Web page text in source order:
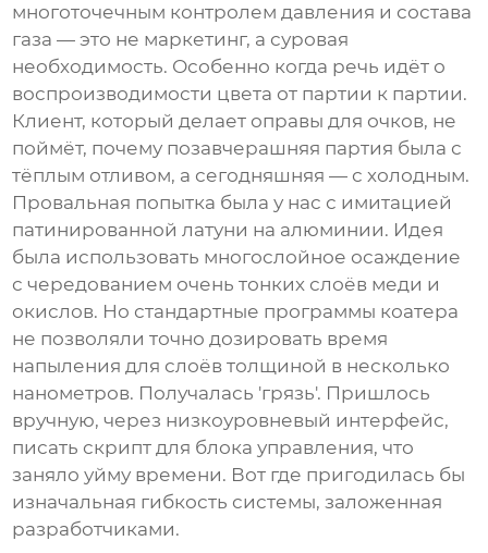
многоточечным контролем давления и состава
газа — это не маркетинг, а суровая
необходимость. Особенно когда речь идёт о
воспроизводимости цвета от партии к партии.
Клиент, который делает оправы для очков, не
поймёт, почему позавчерашняя партия была с
тёплым отливом, а сегодняшняя — с холодным.
Провальная попытка была у нас с имитацией
патинированной латуни на алюминии. Идея
была использовать многослойное осаждение
с чередованием очень тонких слоёв меди и
окислов. Но стандартные программы коатера
не позволяли точно дозировать время
напыления для слоёв толщиной в несколько
нанометров. Получалась 'грязь'. Пришлось
вручную, через низкоуровневый интерфейс,
писать скрипт для блока управления, что
заняло уйму времени. Вот где пригодилась бы
изначальная гибкость системы, заложенная
разработчиками.